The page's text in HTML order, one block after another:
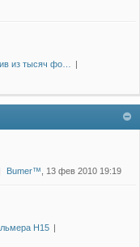
из тысяч фо…
Bumer™ , 13 фев 2010 19:19
Н15